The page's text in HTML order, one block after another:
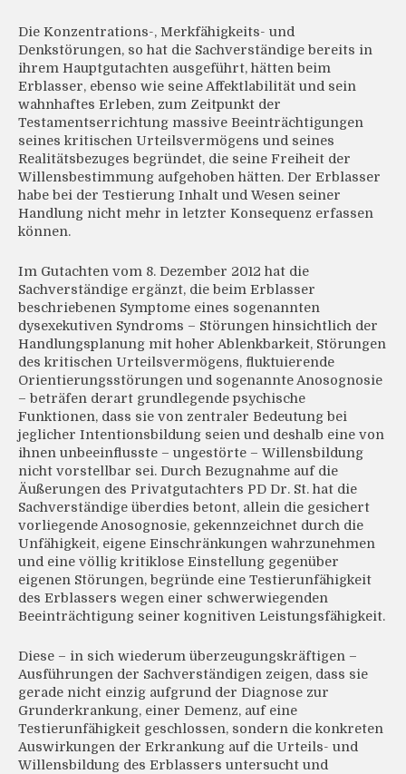
Die Konzentrations-, Merkfähigkeits- und
Denkstörungen, so hat die Sachverständige bereits in
ihrem Hauptgutachten ausgeführt, hätten beim
Erblasser, ebenso wie seine Affektlabilität und sein
wahnhaftes Erleben, zum Zeitpunkt der
Testamentserrichtung massive Beeinträchtigungen
seines kritischen Urteilsvermögens und seines
Realitätsbezuges begründet, die seine Freiheit der
Willensbestimmung aufgehoben hätten. Der Erblasser
habe bei der Testierung Inhalt und Wesen seiner
Handlung nicht mehr in letzter Konsequenz erfassen
können.
Im Gutachten vom 8. Dezember 2012 hat die
Sachverständige ergänzt, die beim Erblasser
beschriebenen Symptome eines sogenannten
dysexekutiven Syndroms – Störungen hinsichtlich der
Handlungsplanung mit hoher Ablenkbarkeit, Störungen
des kritischen Urteilsvermögens, fluktuierende
Orientierungsstörungen und sogenannte Anosognosie
– beträfen derart grundlegende psychische
Funktionen, dass sie von zentraler Bedeutung bei
jeglicher Intentionsbildung seien und deshalb eine von
ihnen unbeeinflusste – ungestörte – Willensbildung
nicht vorstellbar sei. Durch Bezugnahme auf die
Äußerungen des Privatgutachters PD Dr. St. hat die
Sachverständige überdies betont, allein die gesichert
vorliegende Anosognosie, gekennzeichnet durch die
Unfähigkeit, eigene Einschränkungen wahrzunehmen
und eine völlig kritiklose Einstellung gegenüber
eigenen Störungen, begründe eine Testierunfähigkeit
des Erblassers wegen einer schwerwiegenden
Beeinträchtigung seiner kognitiven Leistungsfähigkeit.
Diese – in sich wiederum überzeugungskräftigen –
Ausführungen der Sachverständigen zeigen, dass sie
gerade nicht einzig aufgrund der Diagnose zur
Grunderkrankung, einer Demenz, auf eine
Testierunfähigkeit geschlossen, sondern die konkreten
Auswirkungen der Erkrankung auf die Urteils- und
Willensbildung des Erblassers untersucht und